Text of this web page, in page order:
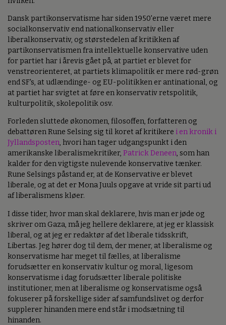
Dansk partikonservatisme har siden 1950'erne været mere
socialkonservativ end nationalkonservativ eller
liberalkonservativ, og størstedelen af kritikken af
partikonservatismen fra intellektuelle konservative uden
for partiet har i årevis gået på, at partiet er blevet for
venstreorienteret, at partiets klimapolitik er mere rød-grøn
end SF's, at udlændinge- og EU-politikken er antinational, og
at partiet har svigtet at føre en konservativ retspolitik,
kulturpolitik, skolepolitik osv.
Forleden sluttede økonomen, filosoffen, forfatteren og
debattøren Rune Selsing sig til koret af kritikere i en kronik i
Jyllandsposten, hvori han tager udgangspunkt i den
amerikanske liberalismekritiker, Patrick Deneen, som han
kalder for den vigtigste nulevende konservative tænker.
Rune Selsings påstand er, at de Konservative er blevet
liberale, og at det er Mona Juuls opgave at vride sit parti ud
af liberalismens kløer.
I disse tider, hvor man skal deklarere, hvis man er jøde og
skriver om Gaza, må jeg hellere deklarere, at jeg er klassisk
liberal, og at jeg er redaktør af det liberale tidsskrift,
Libertas. Jeg hører dog til dem, der mener, at liberalisme og
konservatisme har meget til fælles, at liberalisme
forudsætter en konservativ kultur og moral, ligesom
konservatisme i dag forudsætter liberale politiske
institutioner, men at liberalisme og konservatisme også
fokuserer på forskellige sider af samfundslivet og derfor
supplerer hinanden mere end står i modsætning til
hinanden.